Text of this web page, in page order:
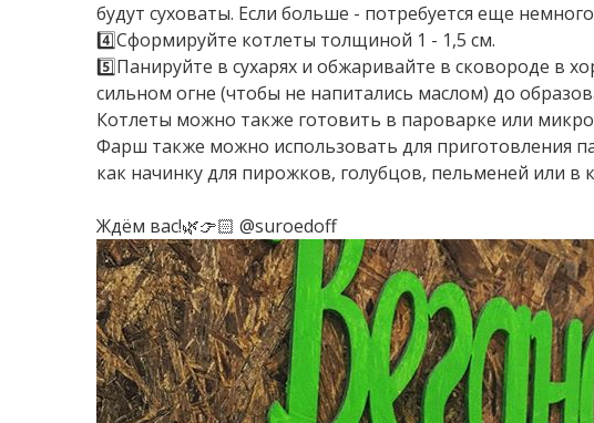
будут суховаты. Если больше - потребуется еще
4️⃣Сформируйте котлеты толщиной 1 - 1,5 см.
5️⃣Панируйте в сухарях и обжаривайте в сковороде в
сильном огне (чтобы не напитались маслом) до
Котлеты можно также готовить в пароварке или
Фарш также можно использовать для приготовления
как начинку для пирожков, голубцов, пельменей или в
Ждём вас!🌿👉🏻 @suroedoff